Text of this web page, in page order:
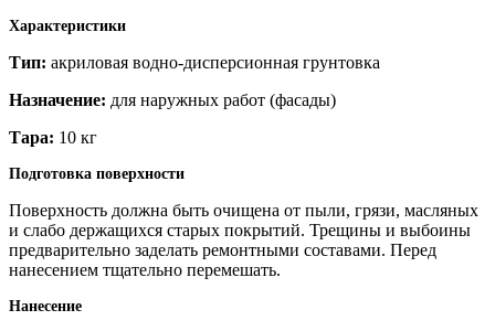
Характеристики
Тип: акриловая водно-дисперсионная грунтовка
Назначение: для наружных работ (фасады)
Тара: 10 кг
Подготовка поверхности
Поверхность должна быть очищена от пыли, грязи, масляных
и слабо держащихся старых покрытий. Трещины и выбоины
предварительно заделать ремонтными составами. Перед
нанесением тщательно перемешать.
Нанесение